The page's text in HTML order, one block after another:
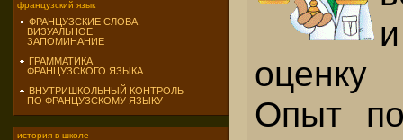
французский язык
ФРАНЦУЗСКИЕ СЛОВА.
ВИЗУАЛЬНОЕ
ЗАПОМИНАНИЕ
ГРАММАТИКА
ФРАНЦУЗСКОГО ЯЗЫКА
ВНУТРИШКОЛЬНЫЙ КОНТРОЛЬ
ПО ФРАНЦУЗСКОМУ ЯЗЫКУ
история в школе
Опыт